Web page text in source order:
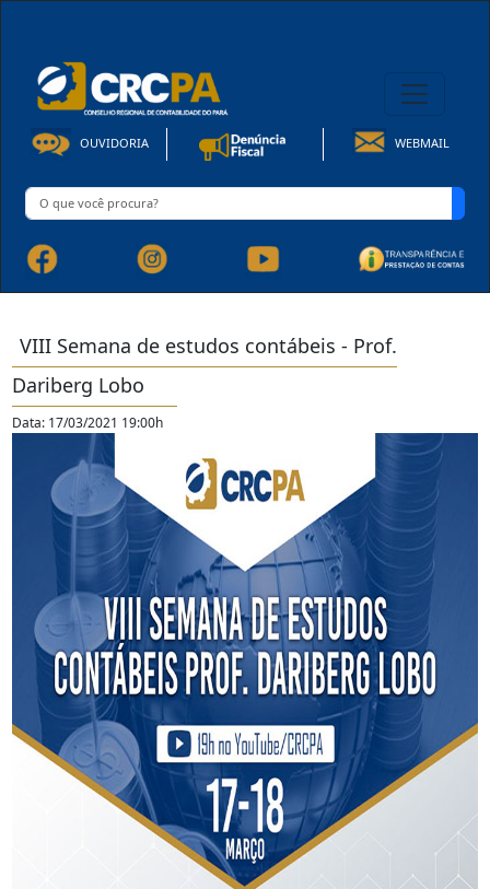
OUVIDORIA WEBMAIL
VIII Semana de estudos contábeis - Prof.
Dariberg Lobo
Data: 17/03/2021 19:00h